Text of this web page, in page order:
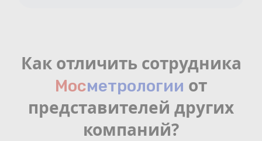
Как отличить сотрудника
Мосмeтрологии от
представителей других
компаний?